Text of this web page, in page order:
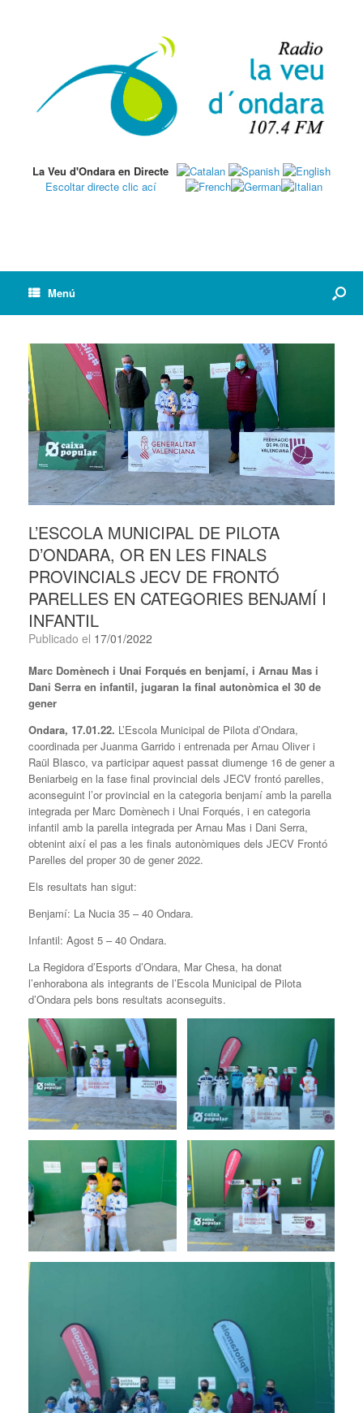
La Veu d'Ondara en Directe
Escoltar directe clic ací
Menú
L’ESCOLA MUNICIPAL DE PILOTA
D’ONDARA, OR EN LES FINALS
PROVINCIALS JECV DE FRONTÓ
PARELLES EN CATEGORIES BENJAMÍ I
INFANTIL
Publicado el 17/01/2022
Marc Domènech i Unai Forqués en benjamí, i Arnau Mas i
Dani Serra en infantil, jugaran la final autonòmica el 30 de
gener
Ondara, 17.01.22. L’Escola Municipal de Pilota d’Ondara,
coordinada per Juanma Garrido i entrenada per Arnau Oliver i
Raül Blasco, va participar aquest passat diumenge 16 de gener a
Beniarbeig en la fase final provincial dels JECV frontó parelles,
aconseguint l’or provincial en la categoria benjamí amb la parella
integrada per Marc Domènech i Unai Forqués, i en categoria
infantil amb la parella integrada per Arnau Mas i Dani Serra,
obtenint així el pas a les finals autonòmiques dels JECV Frontó
Parelles del proper 30 de gener 2022.
Els resultats han sigut:
Benjamí: La Nucia 35 – 40 Ondara.
Infantil: Agost 5 – 40 Ondara.
La Regidora d’Esports d’Ondara, Mar Chesa, ha donat
l’enhorabona als integrants de l’Escola Municipal de Pilota
d’Ondara pels bons resultats aconseguits.